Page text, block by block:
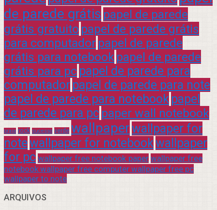
de parede grátis papel de parede
grátis gratuito papel de parede grátis
para computador papel de parede
grátis para notebook papel de parede
grátis para pc papel de parede para
computador papel de parede para note
papel de parede para notebook papel
de parede para pc paper wall notebook
praia rock sucesso verde wallpaperwallpaper for
notewallpaper for notebookwallpaper
for pc wallpaper free notebook paper wallpaper free
notebook wallpaper free computer wallpaper free pc
wallpaper to note
ARQUIVOS